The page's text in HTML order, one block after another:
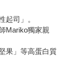
起司」。
Mariko獨家親
果」等高蛋白質